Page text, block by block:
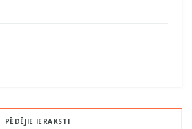
PĒDĒJIE IERAKSTI